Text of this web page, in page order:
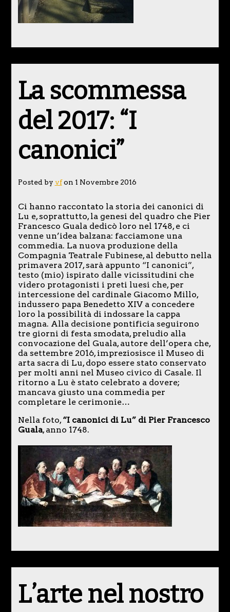
La scommessa
del 2017: “I
canonici”
Posted by vfon 1 Novembre 2016
Ci hanno raccontato la storia dei canonici di
Lu e, soprattutto, la genesi del quadro che Pier
Francesco Guala dedicò loro nel 1748, e ci
venne un’idea balzana: facciamone una
commedia. La nuova produzione della
Compagnia Teatrale Fubinese, al debutto nella
primavera 2017, sarà appunto “I canonici”,
testo (mio) ispirato dalle vicissitudini che
videro protagonisti i preti luesi che, per
intercessione del cardinale Giacomo Millo,
indussero papa Benedetto XIV a concedere
loro la possibilità di indossare la cappa
magna. Alla decisione pontificia seguirono
tre giorni di festa smodata, preludio alla
convocazione del Guala, autore dell’opera che,
da settembre 2016, impreziosisce il Museo di
arta sacra di Lu, dopo essere stato conservato
per molti anni nel Museo civico di Casale. Il
ritorno a Lu è stato celebrato a dovere;
mancava giusto una commedia per
completare le cerimonie…
Nella foto,“I canonici di Lu” di Pier Francesco
Guala, anno 1748.
L’arte nel nostro